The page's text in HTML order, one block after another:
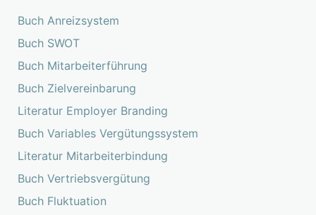
Buch Anreizsystem
Buch SWOT
Buch Mitarbeiterführung
Buch Zielvereinbarung
Literatur Employer Branding
Buch Variables Vergütungssystem
Literatur Mitarbeiterbindung
Buch Vertriebsvergütung
Buch Fluktuation